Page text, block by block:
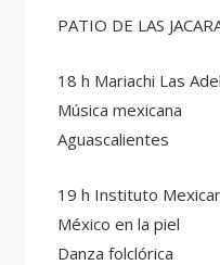
PATIO DE LAS
18 h Mariachi Las
Música mexicana
Aguascalientes
19 h Instituto
México en la piel
Danza folclórica